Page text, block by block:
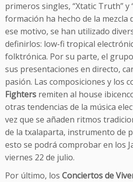
primeros singles, “Xtatic Truth” y
formación ha hecho de la mezcla
ese motivo, se han utilizado
definirlos: low-fi tropical
folktrónica. Por su parte, el
sus presentaciones en directo,
pasión. Las composiciones y los
Fighters remiten al house
otras tendencias de la música
vez que se añaden ritmos
de la txalaparta, instrumento de
esto se podrá comprobar en los
viernes 22 de julio.
Por último, los Conciertos de